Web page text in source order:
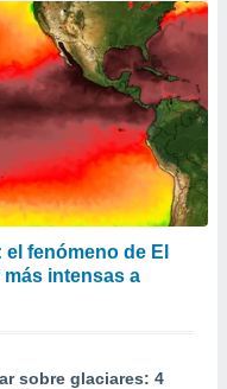
fenómeno de El
intensas a
sobre glaciares: 4